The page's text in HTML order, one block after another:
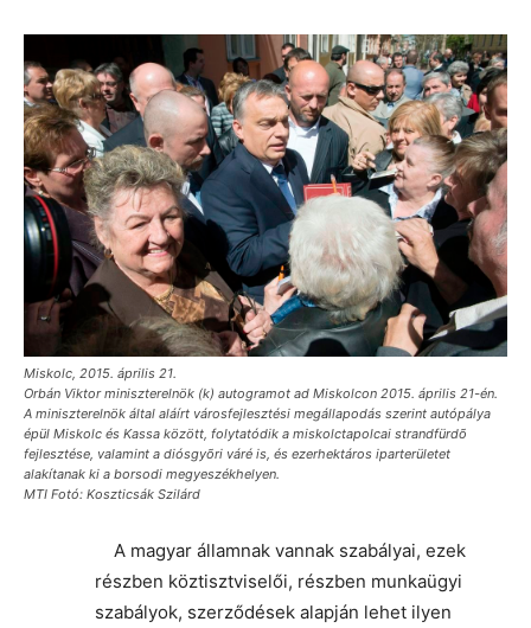
Miskolc, 2015. április 21.
Orbán Viktor miniszterelnök (k) autogramot ad Miskolcon 2015. április 21-én.
A miniszterelnök által aláírt városfejlesztési megállapodás szerint autópálya
épül Miskolc és Kassa között, folytatódik a miskolctapolcai strandfürdõ
fejlesztése, valamint a diósgyõri váré is, és ezerhektáros iparterületet
alakítanak ki a borsodi megyeszékhelyen.
MTI Fotó: Koszticsák Szilárd
A magyar államnak vannak szabályai, ezek
részben köztisztviselői, részben munkaügyi
szabályok, szerződések alapján lehet ilyen